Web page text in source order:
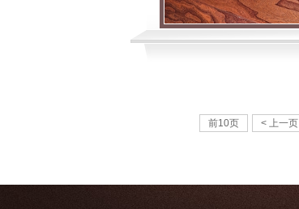
前10页 < 上一页